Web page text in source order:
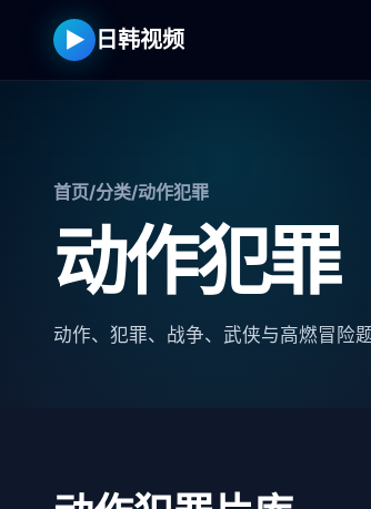
▶ 日韩视频
首页/分类/动作犯罪
动作犯罪
动作、犯罪、战争、武侠与高燃冒险